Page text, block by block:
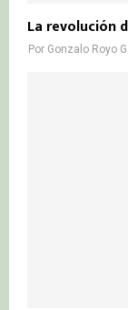
La revolución
Por Gonzalo Royo